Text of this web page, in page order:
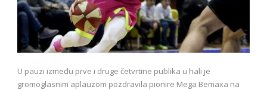
U pauzi između prve i druge četvrtine publika u hali je
gromoglasnim aplauzom pozdravila pionire Mega Bemaxa na